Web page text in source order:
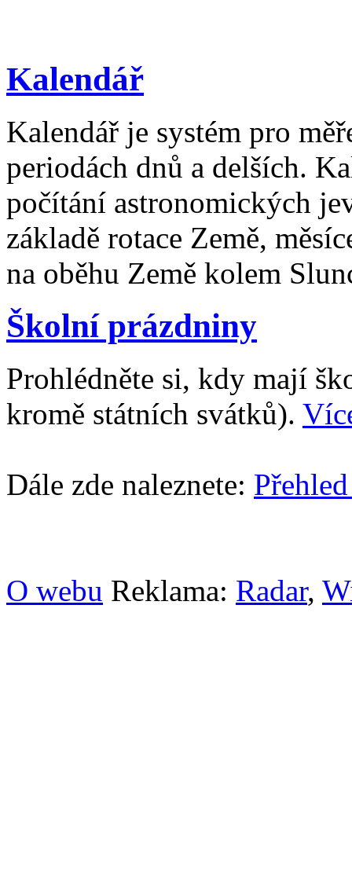
Kalendář
Kalendář je systém pro
periodách dnů a delších.
počítání astronomických
základě rotace Země,
na oběhu Země kolem
Školní prázdniny
Prohlédněte si, kdy mají
kromě státních svátků).
Dále zde naleznete:
O webu Reklama: Radar,